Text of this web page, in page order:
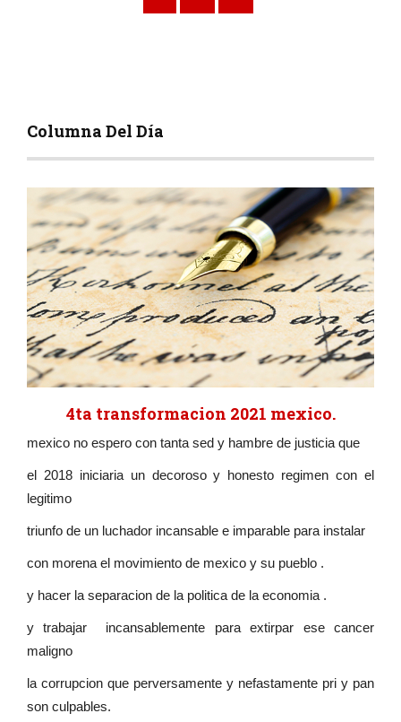
Columna Del Día
4ta transformacion 2021 mexico.
mexico no espero con tanta sed y hambre de justicia que
el 2018 iniciaria un decoroso y honesto regimen con el
legitimo
triunfo de un luchador incansable e imparable para instalar
con morena el movimiento de mexico y su pueblo .
y hacer la separacion de la politica de la economia .
y trabajar incansablemente para extirpar ese cancer
maligno
la corrupcion que perversamente y nefastamente pri y pan
son culpables.